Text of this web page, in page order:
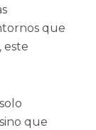
que
este
que